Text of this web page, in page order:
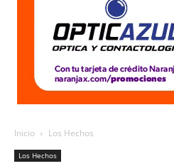
Inicio Los Hechos
Los Hechos